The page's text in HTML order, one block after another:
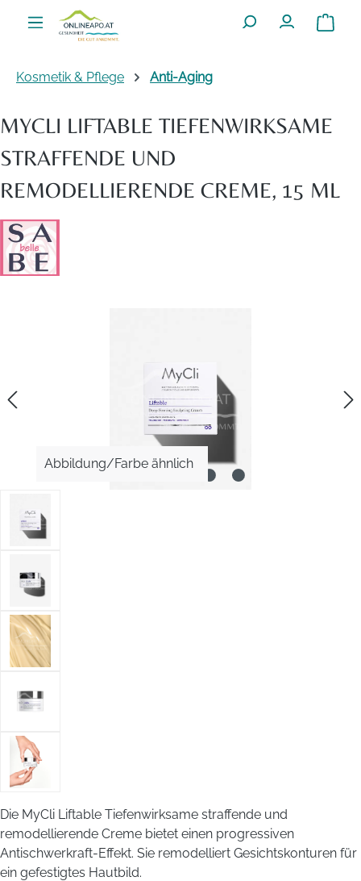
Zum Hauptinhalt springen
Kosmetik & Pflege Anti-Aging
MYCLI LIFTABLE TIEFENWIRKSAME
STRAFFENDE UND
REMODELLIERENDE CREME, 15 ML
Abbildung/Farbe ähnlich
Die MyCli Liftable Tiefenwirksame straffende und
remodellierende Creme bietet einen progressiven
Antischwerkraft-Effekt. Sie remodelliert Gesichtskonturen für
ein gefestigtes Hautbild.